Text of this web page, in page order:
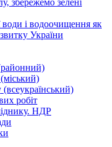
збережемо зелені
води і водоочищення як
України
(всеукраїнський)
робіт
НДР